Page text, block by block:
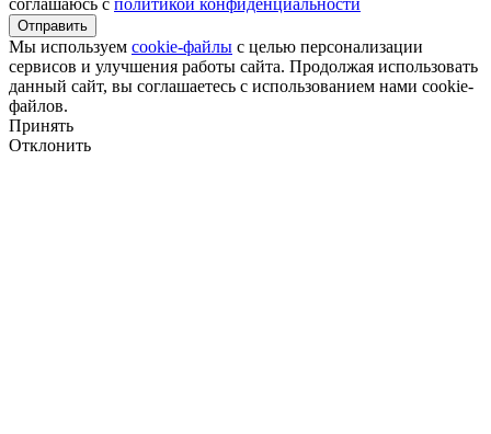
Отправить
Мы используем cookie-файлы с целью персонализации
сервисов и улучшения работы сайта. Продолжая использовать
данный сайт, вы соглашаетесь с использованием нами cookie-
файлов.
Принять
Отклонить